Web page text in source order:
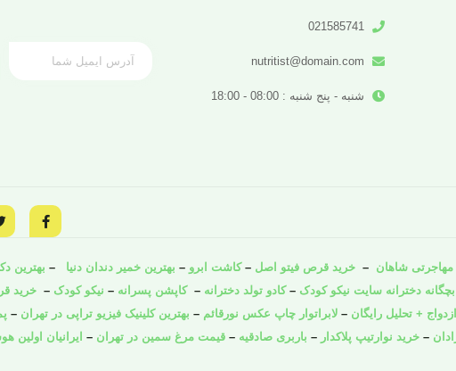
021585741
nutritist@domain.com
شنبه - پنج شنبه : 08:00 - 18:00
F
a
c
b
o
o
-
شاهان – خرید قرص فیتو اصل –کاشت ابرو – بهترین خمیر دندان دنیا – بهترین
دخترانه سایت نیکو کودک –کادو تولد دخترانه –کاپشن پسرانه – نیکو کودک – خرید
+ تحلیل رایگان – لابراتوار چاپ عکس نورقائم – بهترین کلینیک فیزیو تراپی در تهران –
– خرید نوارتیپ پلاکدار – باربری صادقیه – قیمت مرغ سمین در تهران – ایرانیان